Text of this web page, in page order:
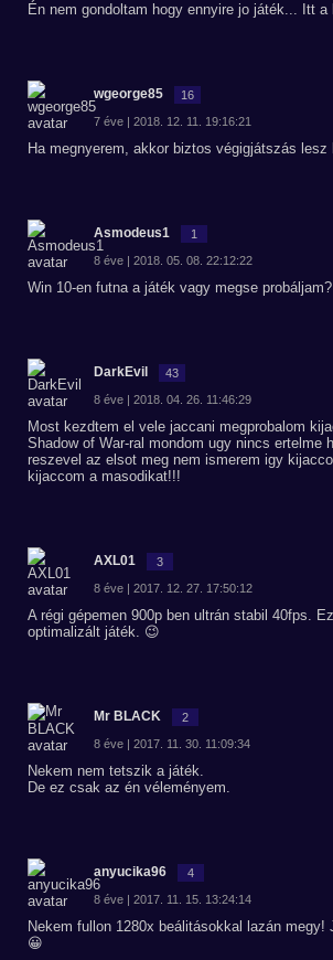
Én nem gondoltam hogy ennyire jo játék... Itt
wgeorge85 16
7 éve | 2018. 12. 11. 19:16:21
Ha megnyerem, akkor biztos végigjátszás lesz
Asmodeus1 1
8 éve | 2018. 05. 08. 22:12:22
Win 10-en futna a játék vagy megse probáljam?
DarkEvil 43
8 éve | 2018. 04. 26. 11:46:29
Most kezdtem el vele jaccani megprobalom
Shadow of War-ral mondom ugy nincs ertelme
reszevel az elsot meg nem ismerem igy
kijaccom a masodikat!!!
AXL01 3
8 éve | 2017. 12. 27. 17:50:12
A régi gépemen 900p ben ultrán stabil 40fps.
optimalizált játék. 😉
Mr BLACK 2
8 éve | 2017. 11. 30. 11:09:34
Nekem nem tetszik a játék.
De ez csak az én véleményem.
anyucika96 4
8 éve | 2017. 11. 15. 13:24:14
Nekem fullon 1280x beálitásokkal lazán megy!
😀